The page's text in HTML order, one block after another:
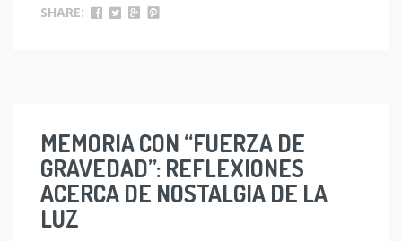
SHARE:
MEMORIA CON “FUERZA DE
GRAVEDAD”: REFLEXIONES
ACERCA DE NOSTALGIA DE LA
LUZ